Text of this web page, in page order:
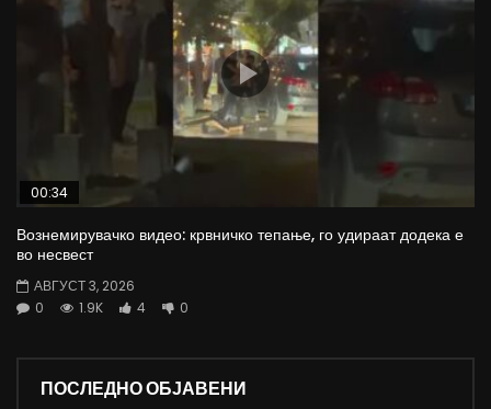
00:34
Вознемирувачко видео: крвничко тепање, го удираат додека е
во несвест
АВГУСТ 3, 2026
0
1.9K 4 0
ПОСЛЕДНО ОБЈАВЕНИ